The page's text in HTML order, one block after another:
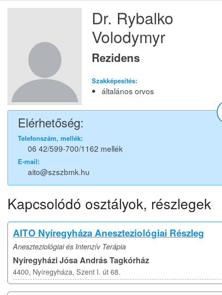
Dr. Rybalko
Volodymyr
Rezidens
Szakképesítés:
általános orvos
Elérhetőség:
Telefonszám, mellék:
06 42/599-700/1162 mellék
E-mail:
aito@szszbmk.hu
Kapcsolódó osztályok, részlegek
AITO Nyíregyháza Aneszteziológiai Részleg
Aneszteziológiai és Intenzív Terápia
Nyíregyházi Jósa András Tagkórház
4400, Nyíregyháza, Szent I. út 68.